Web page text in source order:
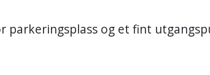
parkeringsplass og et fint